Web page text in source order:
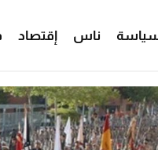
ناس إقتصاد